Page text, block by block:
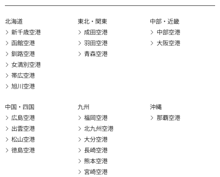
北海道
新千歳空港
函館空港
釧路空港
女満別空港
帯広空港
旭川空港
東北・関東
成田空港
羽田空港
青森空港
中部・近畿
中部空港
大阪空港
中国・四国
広島空港
出雲空港
松山空港
徳島空港
九州
福岡空港
北九州空港
大分空港
長崎空港
熊本空港
宮崎空港
沖縄
那覇空港